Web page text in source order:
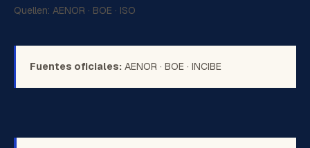
Quellen: AENOR · BOE · ISO
Fuentes oficiales: AENOR · BOE · INCIBE